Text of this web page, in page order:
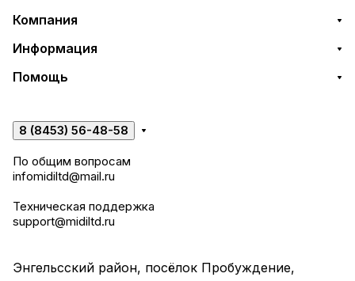
Компания
Информация
Помощь
8 (8453) 56-48-58
По общим вопросам
infomidiltd@mail.ru
Техническая поддержка
support@midiltd.ru
Энгельсский район, посёлок Пробуждение,